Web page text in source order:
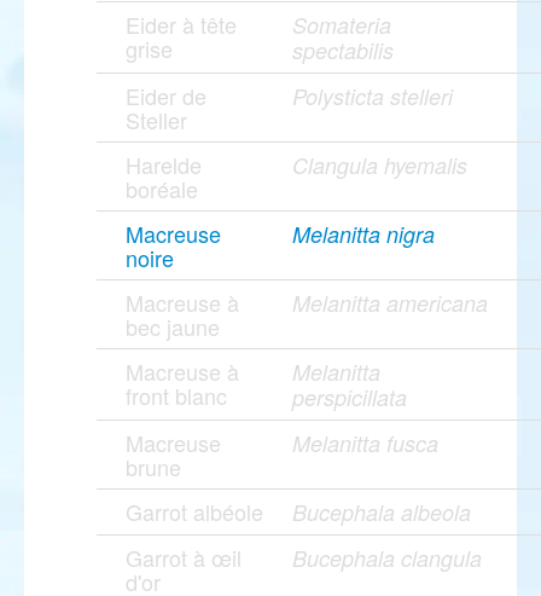
Eider à tête
grise
Somateria
spectabilis
Eider de
Steller
Polysticta stelleri
Harelde
boréale
Clangula hyemalis
Macreuse
noire
Melanitta nigra
Macreuse à
bec jaune
Melanitta americana
Macreuse à
front blanc
Melanitta
perspicillata
Macreuse
brune
Melanitta fusca
Garrot albéole Bucephala albeola
Garrot à œil
d'or
Bucephala clangula